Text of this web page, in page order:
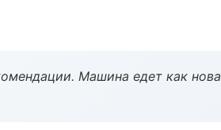
Машина едет как